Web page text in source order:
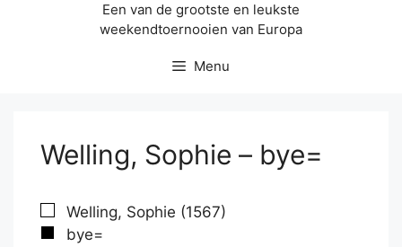
Een van de grootste en leukste
weekendtoernooien van Europa
Menu
Welling, Sophie – bye=
Welling, Sophie (1567)
bye=